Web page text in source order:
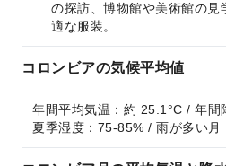
の探訪、博物館や美術館の見
適な服装。
コロンビアの気候平均値
年間平均気温：約 25.1°C / 年
夏季湿度：75-85% / 雨が多い月